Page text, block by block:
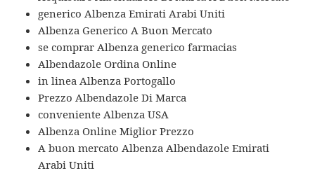
generico Albenza Emirati Arabi Uniti
Albenza Generico A Buon Mercato
se comprar Albenza generico farmacias
Albendazole Ordina Online
in linea Albenza Portogallo
Prezzo Albendazole Di Marca
conveniente Albenza USA
Albenza Online Miglior Prezzo
A buon mercato Albenza Albendazole Emirati
Arabi Uniti